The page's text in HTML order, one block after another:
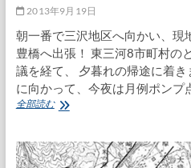
元
司
コ
ラ
ボ
2013年9月19日
朝一番で三沢地区へ向かい、現
豊橋へ出張！ 東三河8市町村の
議を経て、 夕暮れの帰途に着
に向かって、今夜は月例ポンプ
全部読むポ
点
検